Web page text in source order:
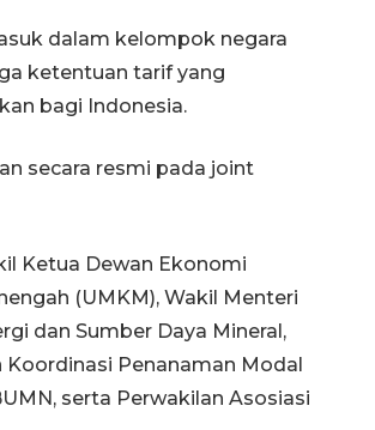
dalam kelompok negara
ketentuan tarif yang
bagi Indonesia.
secara resmi pada joint
Ketua Dewan Ekonomi
(UMKM), Wakil Menteri
dan Sumber Daya Mineral,
Penanaman Modal
serta Perwakilan Asosiasi
HPV untuk siswa laki-